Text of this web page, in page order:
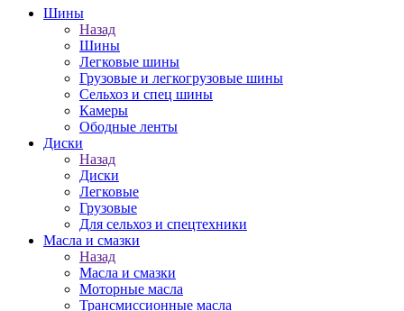
Шины
Назад
Шины
Легковые шины
Грузовые и легкогрузовые шины
Сельхоз и спец шины
Камеры
Ободные ленты
Диски
Назад
Диски
Легковые
Грузовые
Для сельхоз и спецтехники
Масла и смазки
Назад
Масла и смазки
Моторные масла
Трансмиссионные масла